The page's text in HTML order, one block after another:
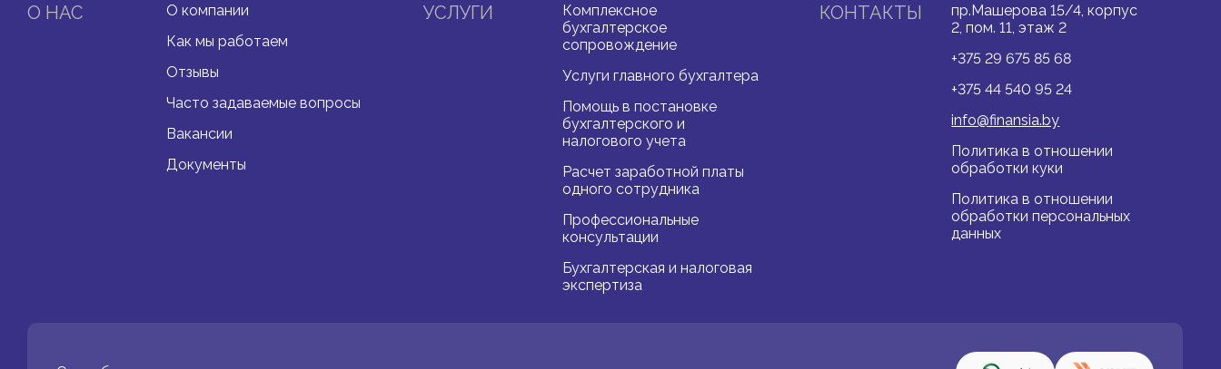
О НАС
О компании
Как мы работаем
Отзывы
Часто задаваемые вопросы
Вакансии
Документы
УСЛУГИ
Комплексное
бухгалтерское
сопровождение
Услуги главного бухгалтера
Помощь в постановке
бухгалтерского и
налогового учета
Расчет заработной платы
одного сотрудника
Профессиональные
консультации
Бухгалтерская и налоговая
экспертиза
КОНТАКТЫ
пр.Машерова 15/4, корпус
2, пом. 11, этаж 2
+375 29 675 85 68
+375 44 540 95 24
info@finansia.by
Политика в отношении
обработки куки
Политика в отношении
обработки персональных
данных